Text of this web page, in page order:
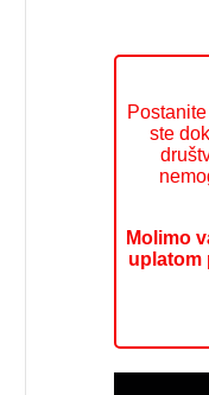
ste
Molimo
uplatom